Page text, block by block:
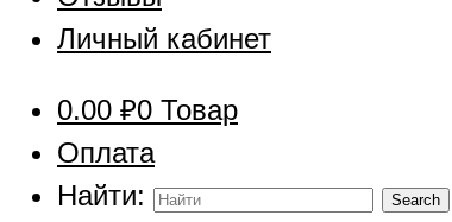
Личный кабинет
0.00 ₽0 Товар
Оплата
Найти: